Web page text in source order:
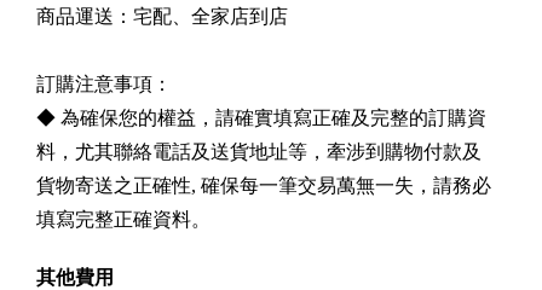
商品運送：宅配、全家店到店
訂購注意事項：
◆ 為確保您的權益，請確實填寫正確及完整的訂購資
料，尤其聯絡電話及送貨地址等，牽涉到購物付款及
貨物寄送之正確性, 確保每一筆交易萬無一失，請務必
填寫完整正確資料。
其他費用